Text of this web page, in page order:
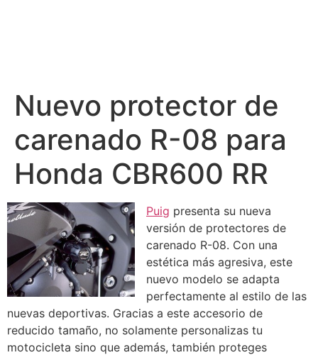
Nuevo protector de
carenado R-08 para
Honda CBR600 RR
Puig presenta su nueva
versión de protectores de
carenado R-08. Con una
estética más agresiva, este
nuevo modelo se adapta
perfectamente al estilo de las
nuevas deportivas. Gracias a este accesorio de
reducido tamaño, no solamente personalizas tu
motocicleta sino que además, también proteges